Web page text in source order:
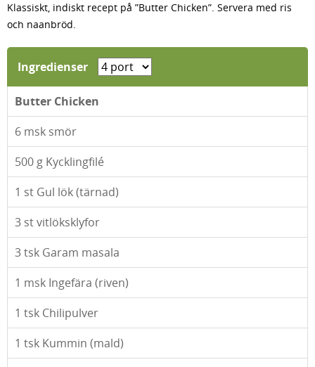
Klassiskt, indiskt recept på ”Butter Chicken”. Servera med ris
och naanbröd.
Ingredienser
Butter Chicken
6 msk smör
500 g Kycklingfilé
1 st Gul lök (tärnad)
3 st vitlöksklyfor
3tsk Garam masala
1 msk Ingefära (riven)
1 tsk Chilipulver
1 tsk Kummin (mald)